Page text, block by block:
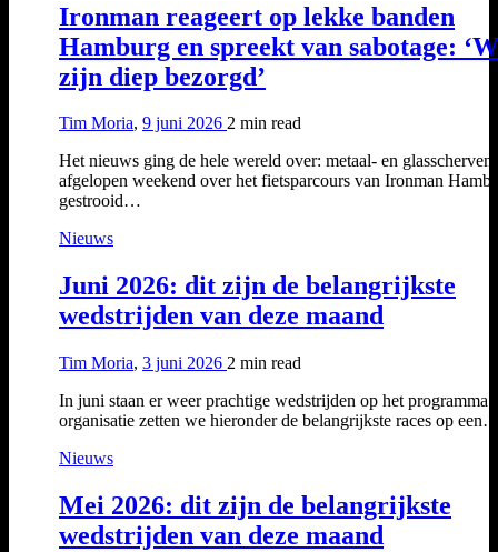
Ironman reageert op lekke banden
Hamburg en spreekt van sabotage:
zijn diep bezorgd’
Tim Moria, 9 juni 2026 2 min read
Het nieuws ging de hele wereld over: metaal- en glasscherven
afgelopen weekend over het fietsparcours van Ironman
gestrooid…
Nieuws
Juni 2026: dit zijn de belangrijkste
wedstrijden van deze maand
Tim Moria, 3 juni 2026 2 min read
In juni staan er weer prachtige wedstrijden op het programma.
organisatie zetten we hieronder de belangrijkste races op
Nieuws
Mei 2026: dit zijn de belangrijkste
wedstrijden van deze maand